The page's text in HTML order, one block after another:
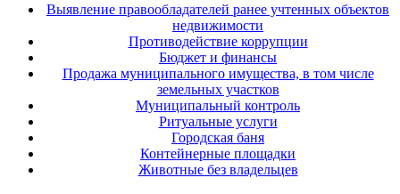
Выявление правообладателей ранее учтенных объектов
недвижимости
Противодействие коррупции
Бюджет и финансы
Продажа муниципального имущества, в том числе
земельных участков
Муниципальный контроль
Ритуальные услуги
Городская баня
Контейнерные площадки
Животные без владельцев